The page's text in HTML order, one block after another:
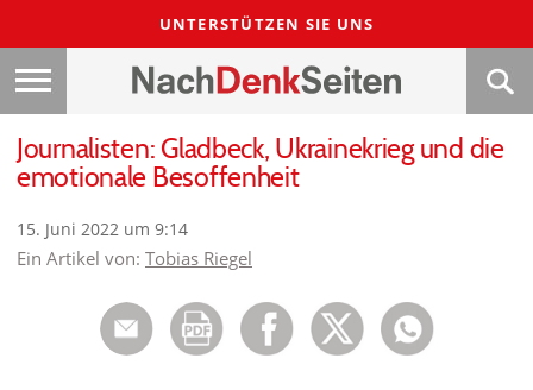
UNTERSTÜTZEN SIE UNS
Journalisten: Gladbeck, Ukrainekrieg und die
emotionale Besoffenheit
15. Juni 2022 um 9:14
Ein Artikel von: Tobias Riegel